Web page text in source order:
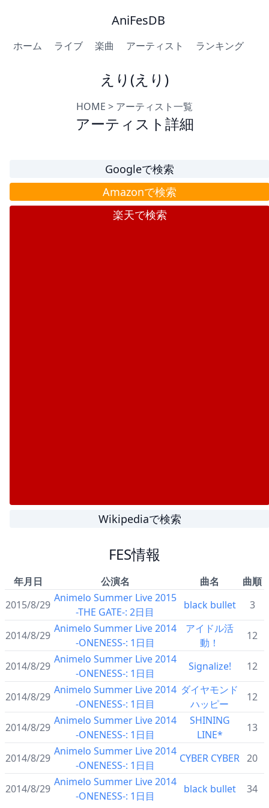
AniFesDB
ホーム ライブ 楽曲 アーティスト ランキング
えり(えり)
HOME > アーティスト一覧
アーティスト詳細
Googleで検索
Amazonで検索
楽天で検索
Wikipediaで検索
FES情報
年月日 公演名 曲名
曲順
2015/8/29
Animelo Summer Live 2015
-THE GATE-: 2日目
black bullet 3
2014/8/29
Animelo Summer Live 2014
-ONENESS-: 1日目
アイドル活
動！
12
2014/8/29
Animelo Summer Live 2014
-ONENESS-: 1日目
Signalize! 12
2014/8/29
Animelo Summer Live 2014
-ONENESS-: 1日目
ダイヤモンド
ハッピー
12
2014/8/29
Animelo Summer Live 2014
-ONENESS-: 1日目
SHINING
LINE*
13
2014/8/29
Animelo Summer Live 2014
-ONENESS-: 1日目
CYBER CYBER 20
2014/8/29
Animelo Summer Live 2014
-ONENESS-: 1日目
black bullet 34